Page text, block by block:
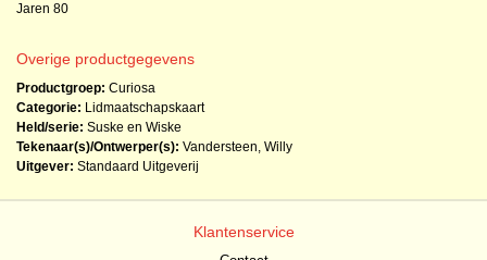
Jaren 80
Overige productgegevens
Productgroep: Curiosa
Categorie: Lidmaatschapskaart
Held/serie: Suske en Wiske
Tekenaar(s)/Ontwerper(s): Vandersteen, Willy
Uitgever: Standaard Uitgeverij
Klantenservice